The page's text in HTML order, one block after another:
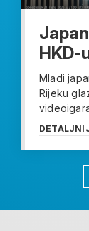
HKD-
Mladi
Rijeku